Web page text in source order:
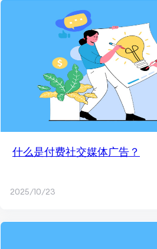
什么是付费社交媒体广告？
2025/10/23